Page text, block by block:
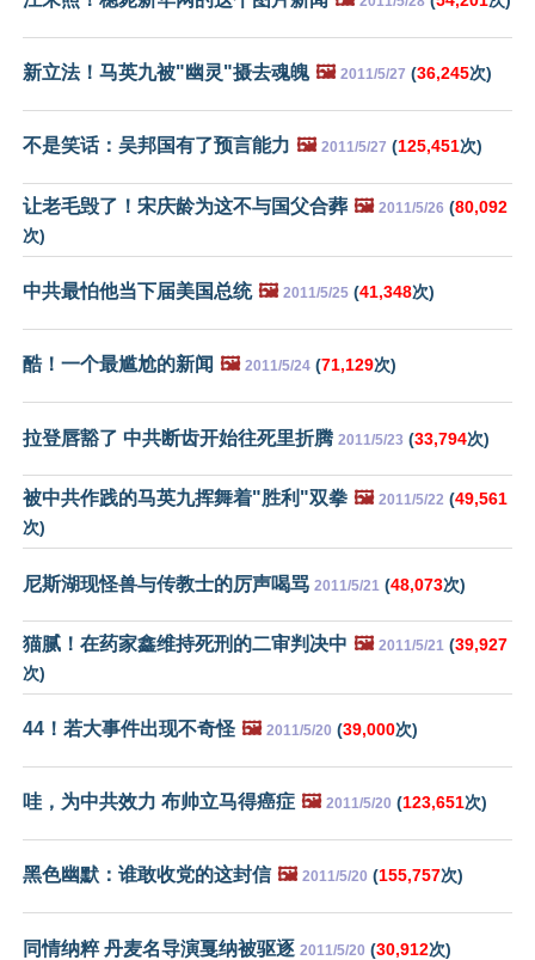
新立法！马英九被"幽灵"摄去魂魄 🖼️ 2011/5/27 (36,245次)
不是笑话：吴邦国有了预言能力 🖼️ 2011/5/27 (125,451次)
让老毛毁了！宋庆龄为这不与国父合葬 🖼️ 2011/5/26 (80,092
次)
中共最怕他当下届美国总统 🖼️ 2011/5/25 (41,348次)
酷！一个最尴尬的新闻 🖼️ 2011/5/24 (71,129次)
拉登唇豁了 中共断齿开始往死里折腾 2011/5/23 (33,794次)
被中共作践的马英九挥舞着"胜利"双拳 🖼️ 2011/5/22 (49,561
次)
尼斯湖现怪兽与传教士的厉声喝骂 2011/5/21 (48,073次)
猫腻！在药家鑫维持死刑的二审判决中 🖼️ 2011/5/21 (39,927
次)
44！若大事件出现不奇怪 🖼️ 2011/5/20 (39,000次)
哇，为中共效力 布帅立马得癌症 🖼️ 2011/5/20 (123,651次)
黑色幽默：谁敢收党的这封信 🖼️ 2011/5/20 (155,757次)
同情纳粹 丹麦名导演戛纳被驱逐 2011/5/20 (30,912次)